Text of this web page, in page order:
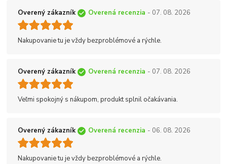
Overený zákazník Overená recenzia - 07. 08. 2026
Nakupovanie tu je vždy bezproblémové a rýchle.
Overený zákazník Overená recenzia - 07. 08. 2026
Veľmi spokojný s nákupom, produkt splnil očakávania.
Overený zákazník Overená recenzia - 06. 08. 2026
Nakupovanie tu je vždy bezproblémové a rýchle.